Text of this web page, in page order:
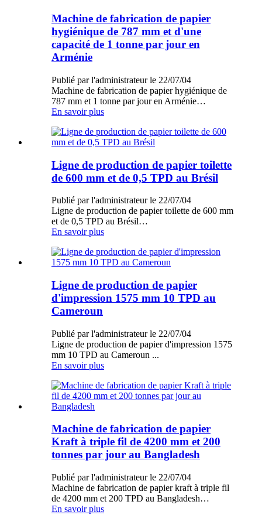
Machine de fabrication de papier
hygiénique de 787 mm et d'une
capacité de 1 tonne par jour en
Arménie
Publié par l'administrateur le 22/07/04
Machine de fabrication de papier hygiénique de
787 mm et 1 tonne par jour en Arménie…
En savoir plus
Ligne de production de papier toilette
de 600 mm et de 0,5 TPD au Brésil
Publié par l'administrateur le 22/07/04
Ligne de production de papier toilette de 600 mm
et de 0,5 TPD au Brésil…
En savoir plus
Ligne de production de papier
d'impression 1575 mm 10 TPD au
Cameroun
Publié par l'administrateur le 22/07/04
Ligne de production de papier d'impression 1575
mm 10 TPD au Cameroun ...
En savoir plus
Machine de fabrication de papier
Kraft à triple fil de 4200 mm et 200
tonnes par jour au Bangladesh
Publié par l'administrateur le 22/07/04
Machine de fabrication de papier kraft à triple fil
de 4200 mm et 200 TPD au Bangladesh…
En savoir plus